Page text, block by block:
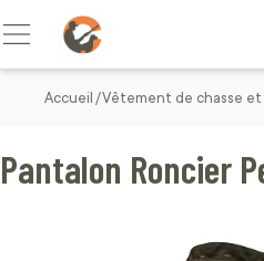
Allez au contenu
Basculer la navigation
Accueil Vêtement de chasse et
Pantalon Roncier